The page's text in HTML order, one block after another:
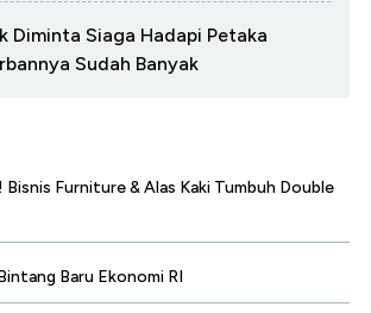
Diminta Siaga Hadapi Petaka
Sudah Banyak
Bisnis Furniture & Alas Kaki Tumbuh Double
Baru Ekonomi RI